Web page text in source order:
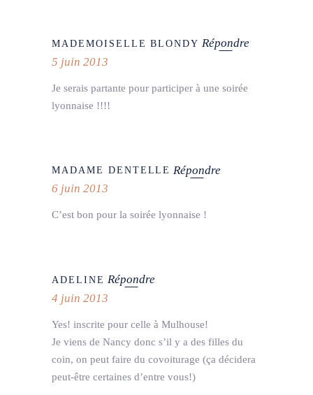
MADEMOISELLE BLONDY Répondre
5 juin 2013
Je serais partante pour participer à une soirée
lyonnaise !!!!
MADAME DENTELLE Répondre
6 juin 2013
C’est bon pour la soirée lyonnaise !
ADELINE Répondre
4 juin 2013
Yes! inscrite pour celle à Mulhouse!
Je viens de Nancy donc s’il y a des filles du
coin, on peut faire du covoiturage (ça décidera
peut-être certaines d’entre vous!)